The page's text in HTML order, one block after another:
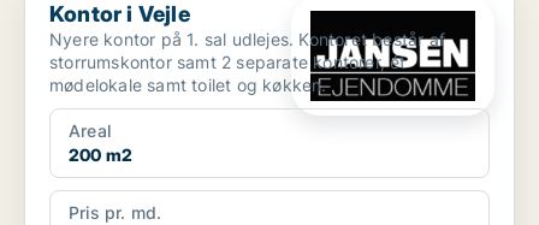
Kontor i Vejle
Nyere kontor på 1. sal udlejes. Kontoret består af
storrumskontor samt 2 separate kontorer, ét
mødelokale samt toilet og køkken.
Areal
200 m2
Pris pr. md.